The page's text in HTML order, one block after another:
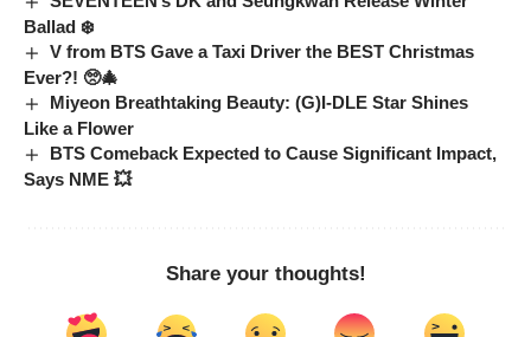
Ballad ❄️
V from BTS Gave a Taxi Driver the BEST Christmas
Ever?! 🥺🎄
Miyeon Breathtaking Beauty: (G)I-DLE Star Shines
Like a Flower
BTS Comeback Expected to Cause Significant Impact,
Says NME 💥
Share your thoughts!